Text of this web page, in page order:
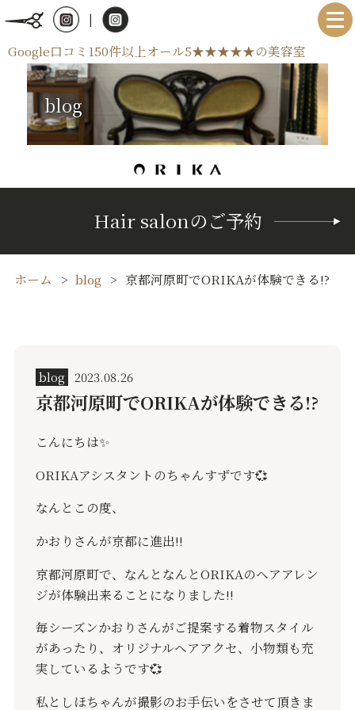
|
Google口コミ150件以上オール5★★★★★の美容室
blog
Hair salonのご予約
ホーム blog 京都河原町でORIKAが体験できる⁉️
blog 2023.08.26
京都河原町でORIKAが体験できる⁉️
こんにちは✨️
ORIKAアシスタントのちゃんすずです💞
なんとこの度、
かおりさんが京都に進出‼️
京都河原町で、なんとなんとORIKAのヘアアレン
ジが体験出来ることになりました‼️
毎シーズンかおりさんがご提案する着物スタイル
があったり、オリジナルヘアアクセ、小物類も充
実しているようです💞
私としほちゃんが撮影のお手伝いをさせて頂きま